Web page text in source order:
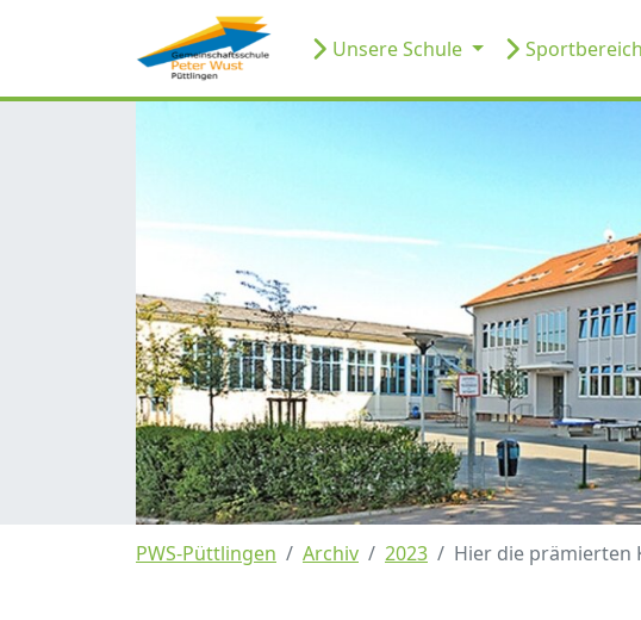
Unsere Schule Sportbereich
PWS-Püttlingen Archiv 2023 Hier die prämierten